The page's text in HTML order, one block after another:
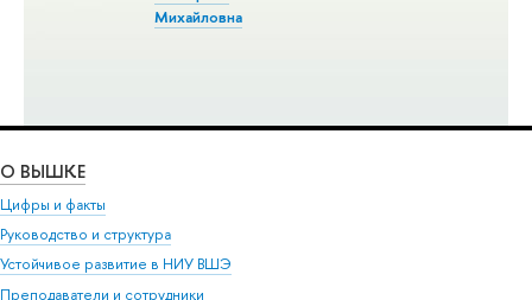
Михайловна
О ВЫШКЕ
Цифры и факты
Руководство и структура
Устойчивое развитие в НИУ ВШЭ
Преподаватели и сотрудники